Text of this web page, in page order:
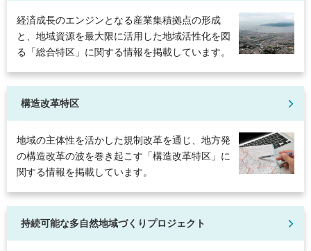
経済成長のエンジンとなる産業集積拠点の形成
と、地域資源を最大限に活用した地域活性化を図
る「総合特区」に関する情報を掲載しています。
構造改革特区
地域の主体性を活かした規制改革を通じ、地方発
の構造改革の波を巻き起こす「構造改革特区」に
関する情報を掲載しています。
持続可能な多自然地域づくりプロジェクト